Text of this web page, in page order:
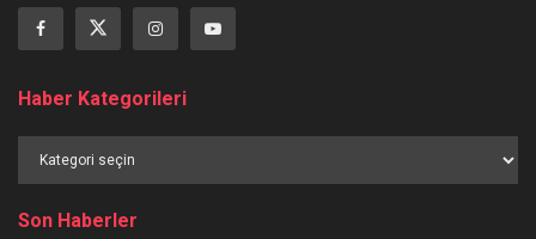
Haber Kategorileri
Kategorileri
Son Haberler